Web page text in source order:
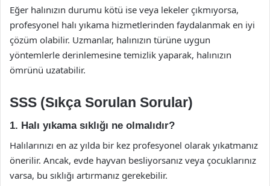
Eğer halınızın durumu kötü ise veya lekeler çıkmıyorsa,
profesyonel halı yıkama hizmetlerinden faydalanmak en iyi
çözüm olabilir. Uzmanlar, halınızın türüne uygun
yöntemlerle derinlemesine temizlik yaparak, halınızın
ömrünü uzatabilir.
SSS (Sıkça Sorulan Sorular)
1. Halı yıkama sıklığı ne olmalıdır?
Halılarınızı en az yılda bir kez profesyonel olarak yıkatmanız
önerilir. Ancak, evde hayvan besliyorsanız veya çocuklarınız
varsa, bu sıklığı artırmanız gerekebilir.